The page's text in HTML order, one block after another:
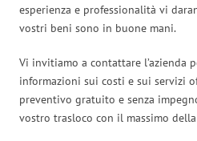
esperienza e professionalità vi
vostri beni sono in buone mani.
Vi invitiamo a contattare l’azienda
informazioni sui costi e sui servizi
preventivo gratuito e senza
vostro trasloco con il massimo